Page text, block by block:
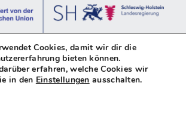
Datenschutz
Cookies, damit wir dir die
bieten können.
erfahren, welche Cookies wir
in den Einstellungen ausschalten.